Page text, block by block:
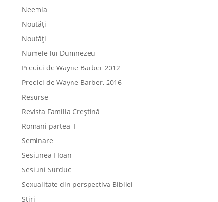
Neemia
Noutăți
Noutăți
Numele lui Dumnezeu
Predici de Wayne Barber 2012
Predici de Wayne Barber, 2016
Resurse
Revista Familia Creștină
Romani partea II
Seminare
Sesiunea I Ioan
Sesiuni Surduc
Sexualitate din perspectiva Bibliei
Știri